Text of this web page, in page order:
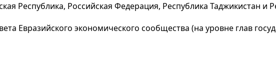
Республика, Российская Федерация, Республика Таджикистан и
Евразийского экономического сообщества (на уровне глав